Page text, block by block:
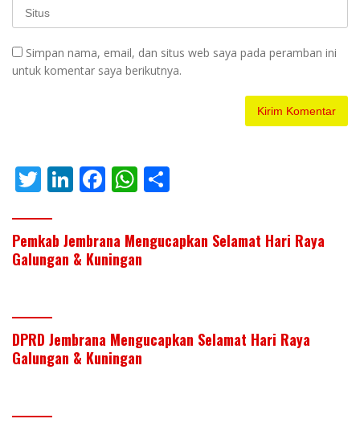
Simpan nama, email, dan situs web saya pada peramban ini
untuk komentar saya berikutnya.
T
itt
er
Li
k
e
F
e
b
k
W
at
s
p
ar
e
Pemkab Jembrana Mengucapkan Selamat Hari Raya
Galungan & Kuningan
DPRD Jembrana Mengucapkan Selamat Hari Raya
Galungan & Kuningan